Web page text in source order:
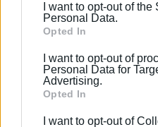
behaviour. You may click
Google and its third-party
section.
I want to opt-out of the
Personal Data.
Opted In
I want to opt-out of
Personal Data for
Advertising.
Opted In
I want to opt-out of
ΣΠΥΡΟΣ ΠΙΚΟΥΛΑΣ
Πτυχιούχος